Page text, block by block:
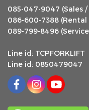
085-047-9047 (Sales /
086-600-7388 (Rental
089-799-8496
Line id: TCPFORKLIFT
Line id: 0850479047